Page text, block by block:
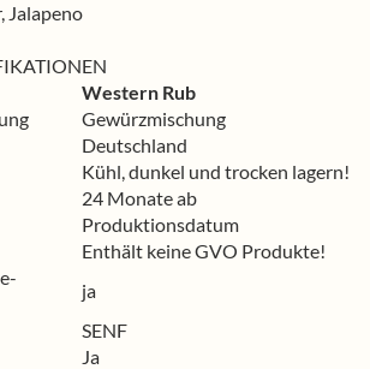
Jalapeno
Western Rub
Gewürzmischung
Deutschland
Kühl, dunkel und trocken lagern!
24 Monate ab
Produktionsdatum
Enthält keine GVO Produkte!
ja
SENF
Ja